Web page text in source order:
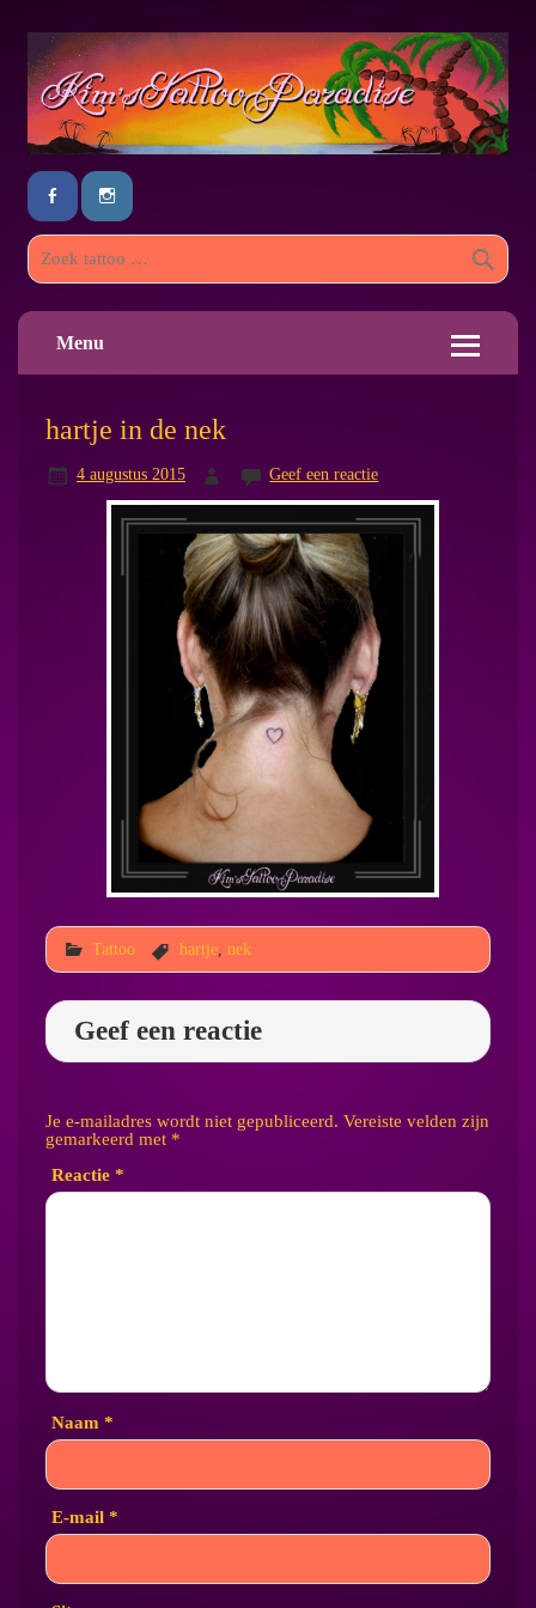
Menu
hartje in de nek
4 augustus 2015 Geef een reactie
Tattoo hartje, nek
Geef een reactie
Je e-mailadres wordt niet gepubliceerd. Vereiste velden zijn
gemarkeerd met *
Reactie *
Naam *
E-mail *